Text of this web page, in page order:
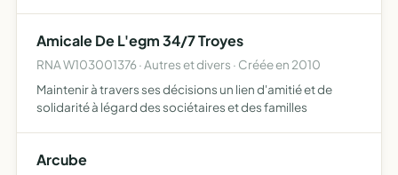
Amicale De L'egm 34/7 Troyes
RNA W103001376 · Autres et divers · Créée en 2010
Maintenir à travers ses décisions un lien d'amitié et de
solidarité à légard des sociétaires et des familles
Arcube